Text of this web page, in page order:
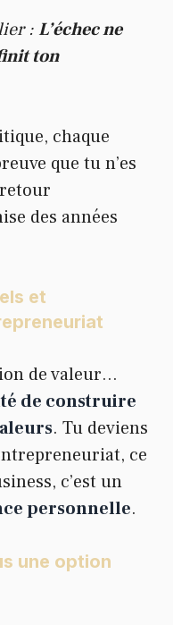
:L’échec ne
ton
chaque
que tu n’es
des années
et
de valeur…
de construire
. Tu deviens
ce
c’est un
personnelle.
une option